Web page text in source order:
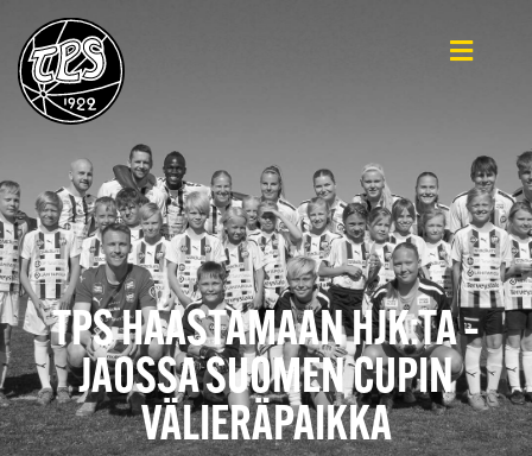
TPS HAASTAMAAN HJK:TA –
JAOSSA SUOMEN CUPIN
VÄLIERÄPAIKKA